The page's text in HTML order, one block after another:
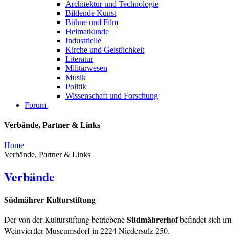
Architektur und Technologie
Bildende Kunst
Bühne und Film
Heimatkunde
Industrielle
Kirche und Geistlichkeit
Literatur
Militärwesen
Musik
Politik
Wissenschaft und Forschung
Forum
Verbände, Partner & Links
Home
Verbände, Partner & Links
Verbände
Südmährer Kulturstiftung
Der von der Kulturstiftung betriebeneSüdmährerhofbefindet sich im
Weinviertler Museumsdorf in 2224 Niedersulz 250.